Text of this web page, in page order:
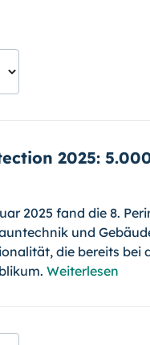
2025:
2025 fand die 8.
und
die bereits bei
Weiterlesen